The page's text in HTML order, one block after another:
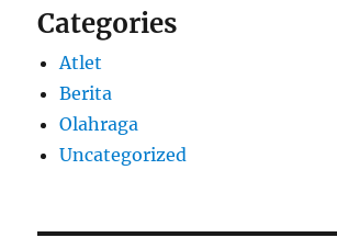
Categories
Atlet
Berita
Olahraga
Uncategorized